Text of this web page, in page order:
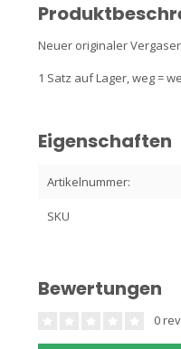
Neuer originaler
1 Satz auf Lager, weg =
Eigenschaften
Artikelnummer:
SKU
Bewertungen
0